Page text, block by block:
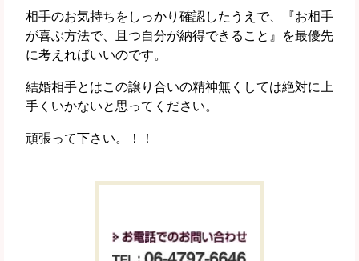
相手のお気持ちをしっかり確認したうえで、『お相手
が喜ぶ方法で、且つ自分が納得できること』を最優先
に考えればいいのです。
結婚相手とはこの譲り合いの精神無くしては絶対に上
手くいかないと思ってください。
頑張って下さい。！！